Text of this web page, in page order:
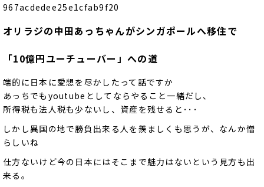
967acdedee25e1cfab9f20
オリラジの中田あっちゃんがシンガポールへ移住で
「10億円ユーチューバー」への道
端的に日本に愛想を尽かしたって話ですか
あっちでもyoutubeとしてならやること一緒だし、
所得税も法人税も少ないし、資産を残せると･･･
しかし異国の地で勝負出来る人を羨ましくも思うが、なんか憎
らしいね
仕方ないけど今の日本にはそこまで魅力はないという見方も出
来る。